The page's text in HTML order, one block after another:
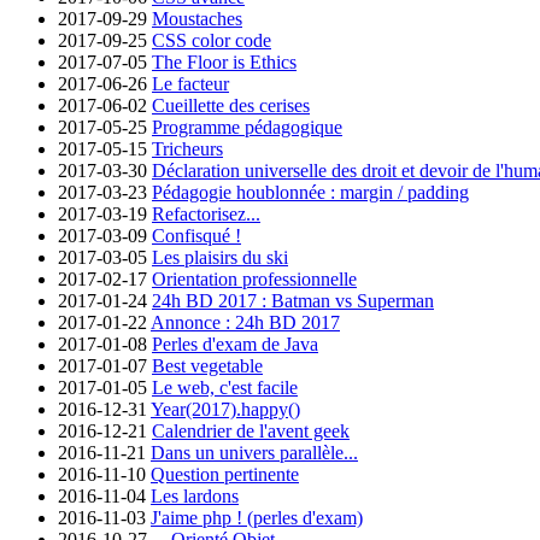
2017-09-29 Moustaches
2017-09-25 CSS color code
2017-07-05 The Floor is Ethics
2017-06-26 Le facteur
2017-06-02 Cueillette des cerises
2017-05-25 Programme pédagogique
2017-05-15 Tricheurs
2017-03-30 Déclaration universelle des droit et devoir de
2017-03-23 Pédagogie houblonnée : margin / padding
2017-03-19 Refactorisez...
2017-03-09 Confisqué !
2017-03-05 Les plaisirs du ski
2017-02-17 Orientation professionnelle
2017-01-24 24h BD 2017 : Batman vs Superman
2017-01-22 Annonce : 24h BD 2017
2017-01-08 Perles d'exam de Java
2017-01-07 Best vegetable
2017-01-05 Le web, c'est facile
2016-12-31 Year(2017).happy()
2016-12-21 Calendrier de l'avent geek
2016-11-21 Dans un univers parallèle...
2016-11-10 Question pertinente
2016-11-04 Les lardons
2016-11-03 J'aime php ! (perles d'exam)